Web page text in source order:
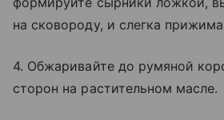
на сковороду, и слегка
4. Обжаривайте до румяной
сторон на растительном масле.